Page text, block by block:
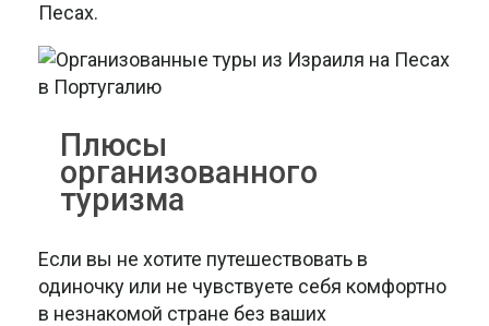
Песах.
Плюсы
организованного
туризма
Если вы не хотите путешествовать в
одиночку или не чувствуете себя комфортно
в незнакомой стране без ваших